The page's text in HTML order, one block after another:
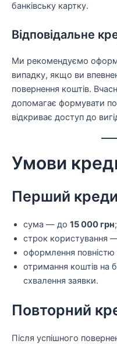
банківську картку.
Відповідальне
Ми рекомендуємо
випадку, якщо ви
повернення коштів.
допомагає формувати
відкриває доступ до
Умови
Перший
сума — до 15 000 грн;
строк користування
оформлення повністю
отримання коштів на
схвалення заявки.
Повторний
Після успішного